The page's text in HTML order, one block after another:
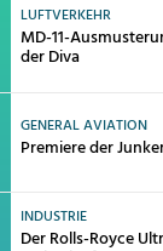
LUFTVERKEHR
MD-11-
der Diva
GENERAL AVIATION
Premiere der
INDUSTRIE
Der Rolls-Royce